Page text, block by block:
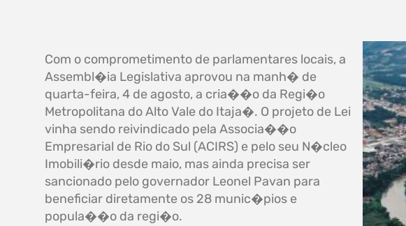
Com o comprometimento de parlamentares locais, a
Assembl�ia Legislativa aprovou na manh� de
quarta-feira, 4 de agosto, a cria��o da Regi�o
Metropolitana do Alto Vale do Itaja�. O projeto de Lei
vinha sendo reivindicado pela Associa��o
Empresarial de Rio do Sul (ACIRS) e pelo seu N�cleo
Imobili�rio desde maio, mas ainda precisa ser
sancionado pelo governador Leonel Pavan para
beneficiar diretamente os 28 munic�pios e
popula��o da regi�o.